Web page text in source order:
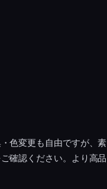
色変更も自由ですが、素
ご確認ください。より高品